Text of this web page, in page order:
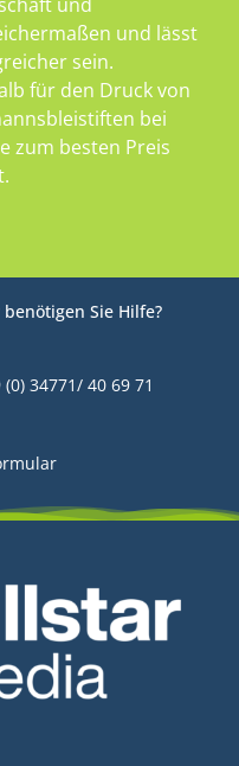
und lässt
sein.
für den Druck von
bei
zum besten Preis
Sie Hilfe?
34771/ 40 69 71